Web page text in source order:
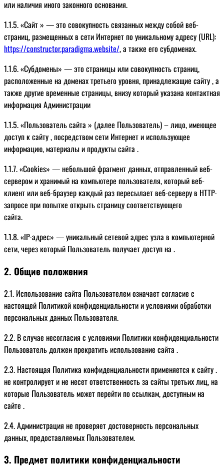
или наличия иного законного основания.
1.1.5. «Сайт » — это совокупность связанных между собой веб-
страниц, размещенных в сети Интернет по уникальному адресу (URL):
https://constructor.paradigma.website/, а также его субдоменах.
1.1.6. «Субдомены» — это страницы или совокупность страниц,
расположенные на доменах третьего уровня, принадлежащие сайту , а
также другие временные страницы, внизу который указана контактная
информация Администрации
1.1.5. «Пользователь сайта » (далее Пользователь) – лицо, имеющее
доступ к сайту , посредством сети Интернет и использующее
информацию, материалы и продукты сайта .
1.1.7. «Cookies» — небольшой фрагмент данных, отправленный веб-
сервером и хранимый на компьютере пользователя, который веб-
клиент или веб-браузер каждый раз пересылает веб-серверу в HTTP-
запросе при попытке открыть страницу соответствующего
сайта.
1.1.8. «IP-адрес» — уникальный сетевой адрес узла в компьютерной
сети, через который Пользователь получает доступ на .
2. Общие положения
2.1. Использование сайта Пользователем означает согласие с
настоящей Политикой конфиденциальности и условиями обработки
персональных данных Пользователя.
2.2. В случае несогласия с условиями Политики конфиденциальности
Пользователь должен прекратить использование сайта .
2.3. Настоящая Политика конфиденциальности применяется к сайту .
не контролирует и не несет ответственность за сайты третьих лиц, на
которые Пользователь может перейти по ссылкам, доступным на
сайте .
2.4. Администрация не проверяет достоверность персональных
данных, предоставляемых Пользователем.
3. Предмет политики конфиденциальности